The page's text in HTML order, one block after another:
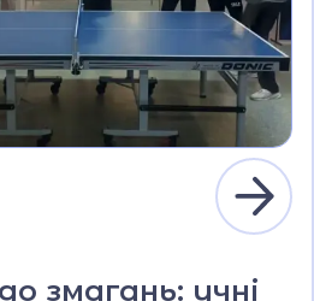
змагань: учні